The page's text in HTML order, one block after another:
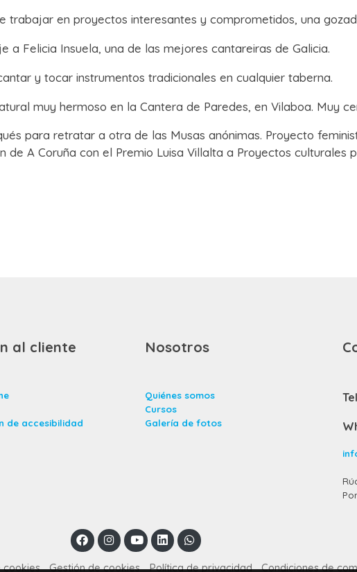
trabajar en proyectos interesantes y comprometidos, una
a Felicia Insuela, una de las mejores cantareiras de Galicia.
y tocar instrumentos tradicionales en cualquier taberna.
muy hermoso en la Cantera de Paredes, en Vilaboa. Muy
para retratar a otra de las Musas anónimas. Proyecto
de A Coruña con el Premio Luisa Villalta a Proyectos culturales
al cliente
de accesibilidad
Nosotros
Quiénes somos
Cursos
Galería de fotos
cookies Gestión de cookies Política de privacidad Condiciones de